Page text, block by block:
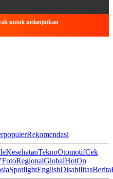
untuk melanjutkan
Rekomendasi
KesehatanTeknoOtomotifCek
FotoRegionalGlobalHotOn
SpotlightEnglishDisabilitasBerita